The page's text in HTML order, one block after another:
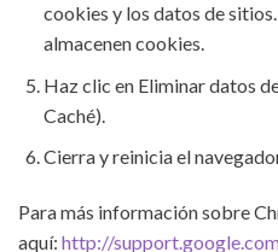
cookies y los datos de
almacenen cookies.
Haz clic en Eliminar datos
Caché).
Cierra y reinicia el
Para más información sobre
aquí: http://